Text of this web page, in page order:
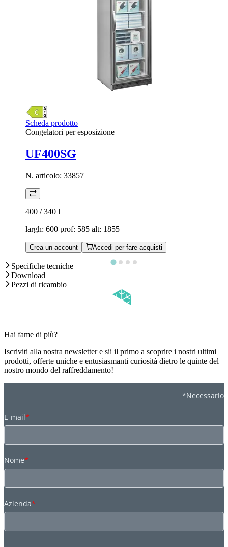
Scheda prodotto
Congelatori per esposizione
UF400SG
N. articolo: 33857
400 / 340 l
largh: 600 prof: 585 alt: 1855
Crea un account Accedi per fare acquisti
Specifiche tecniche
Download
Pezzi di ricambio
Hai fame di più?
Iscriviti alla nostra newsletter e sii il primo a scoprire i nostri ultimi
prodotti, offerte uniche e entusiasmanti curiosità dietro le quinte del
nostro mondo del raffreddamento!
*Necessario
E-mail*
Nome*
Azienda*